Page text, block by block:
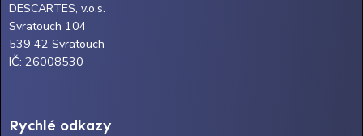
DESCARTES, v.o.s.
Svratouch 104
539 42 Svratouch
IČ: 26008530
Rychlé odkazy